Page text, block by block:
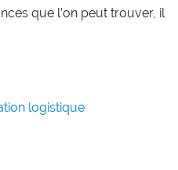
que l’on peut trouver, il
logistique